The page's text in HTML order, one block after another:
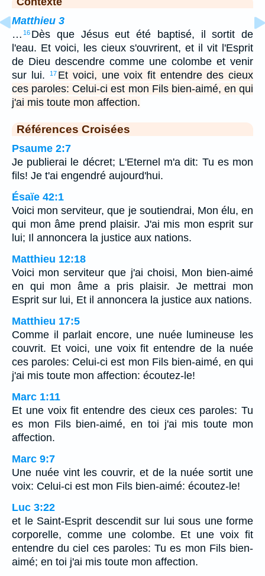
Matthieu 3
… 16 Dès que Jésus eut été baptisé, il sortit de
l'eau. Et voici, les cieux s'ouvrirent, et il vit l'Esprit
de Dieu descendre comme une colombe et venir
sur lui.
17 Et voici, une voix fit entendre des cieux
ces paroles: Celui-ci est mon Fils bien-aimé, en qui
j'ai mis toute mon affection.
Références Croisées
Psaume 2:7
Je publierai le décret; L'Eternel m'a dit: Tu es mon
fils! Je t'ai engendré aujourd'hui.
Ésaïe 42:1
Voici mon serviteur, que je soutiendrai, Mon élu, en
qui mon âme prend plaisir. J'ai mis mon esprit sur
lui; Il annoncera la justice aux nations.
Matthieu 12:18
Voici mon serviteur que j'ai choisi, Mon bien-aimé
en qui mon âme a pris plaisir. Je mettrai mon
Esprit sur lui, Et il annoncera la justice aux nations.
Matthieu 17:5
Comme il parlait encore, une nuée lumineuse les
couvrit. Et voici, une voix fit entendre de la nuée
ces paroles: Celui-ci est mon Fils bien-aimé, en qui
j'ai mis toute mon affection: écoutez-le!
Marc 1:11
Et une voix fit entendre des cieux ces paroles: Tu
es mon Fils bien-aimé, en toi j'ai mis toute mon
affection.
Marc 9:7
Une nuée vint les couvrir, et de la nuée sortit une
voix: Celui-ci est mon Fils bien-aimé: écoutez-le!
Luc 3:22
et le Saint-Esprit descendit sur lui sous une forme
corporelle, comme une colombe. Et une voix fit
entendre du ciel ces paroles: Tu es mon Fils bien-
aimé; en toi j'ai mis toute mon affection.